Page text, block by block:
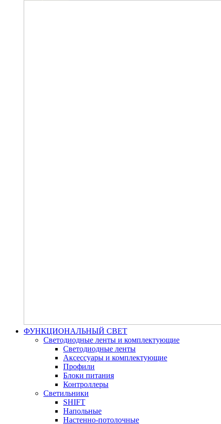
ФУНКЦИОНАЛЬНЫЙ СВЕТ
Светодиодные ленты и комплектующие
Светодиодные ленты
Аксессуары и комплектующие
Профили
Блоки питания
Контроллеры
Светильники
SHIFT
Напольные
Настенно-потолочные